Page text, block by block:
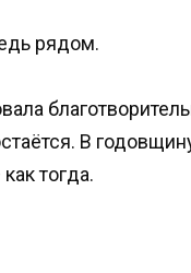
рядом.
В
тогда.